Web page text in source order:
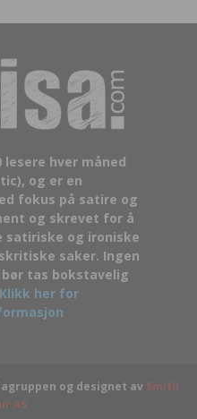
lesere hver måned
og er en
fokus på satire og
og skrevet for å
satiriske og ironiske
saker. Ingen
tas bokstavelig
Klikk her for
og designet av Smith
AS